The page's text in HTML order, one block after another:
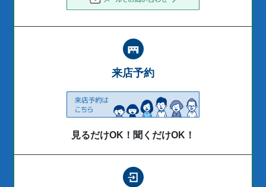
来店予約
見るだけOK！聞くだけOK！